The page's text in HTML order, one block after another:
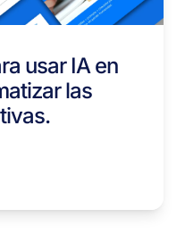
usar IA en
las